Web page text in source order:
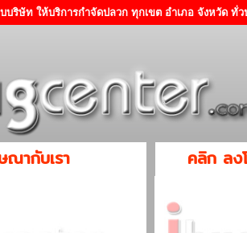
บริษัท ให้บริการกำจัดปลวก ทุกเขต อำเภอ จังหวัด ทั่
ากับเรา คลิก ลง